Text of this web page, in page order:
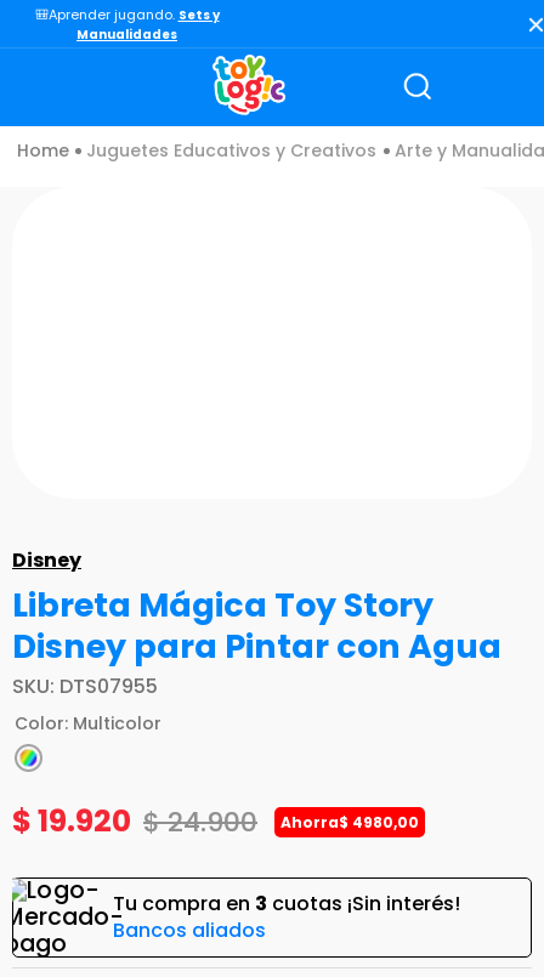
🎒Aprender jugando. Sets y
Manualidades
Juguetes Educativos y Creativos Arte y
Disney
Libreta Mágica Toy Story
Disney para Pintar con Agua
SKU: DTS07955
Color: Multicolor
$19.920 $24.900 Ahorra$ 4980,00
Tu compra en 3 cuotas ¡Sin interés!
Bancos aliados
TÉRMINOS MÁS BUSCADOS
3.
carro